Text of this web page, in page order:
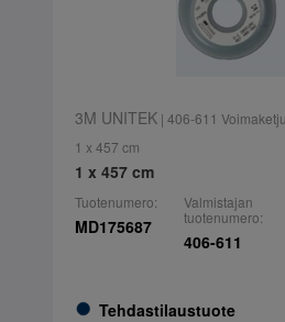
3M UNITEK| 406-611
1 x 457 cm
1 x 457 cm
Tuotenumero:
MD175687
Tehdastilaustuote
Valmistajan
tuotenumero:
406-611